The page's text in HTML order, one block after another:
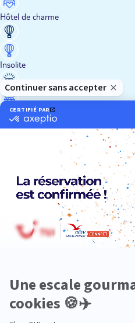
Hôtel de charme
Insolite
Luxe
Premium